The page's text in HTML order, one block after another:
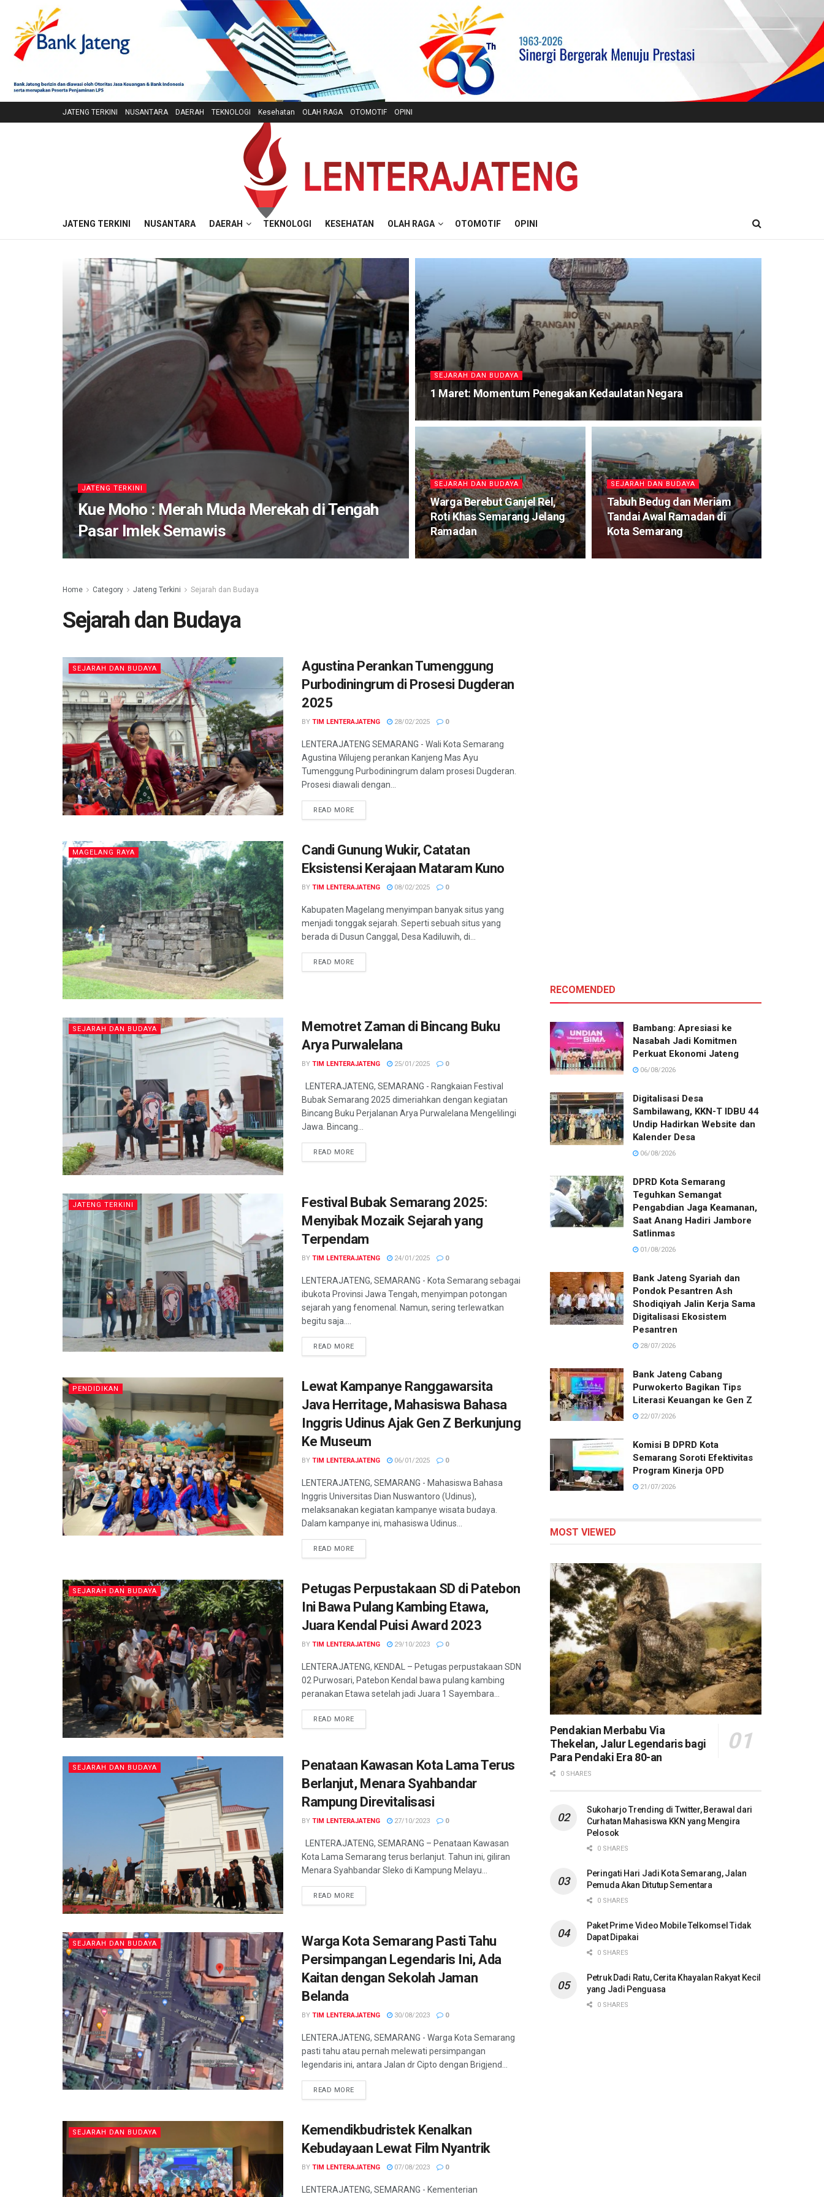
JATENG TERKINI NUSANTARA DAERAH TEKNOLOGI Kesehatan OLAH RAGA OTOMOTIF OPINI
JATENG TERKINI NUSANTARA DAERAH TEKNOLOGI KESEHATAN OLAH RAGA OTOMOTIF OPINI
JATENG TERKINI
Kue Moho : Merah Muda Merekah di Tengah
Pasar Imlek Semawis
SEJARAH DAN BUDAYA
1 Maret: Momentum Penegakan Kedaulatan Negara
SEJARAH DAN BUDAYA
Warga Berebut Ganjel Rel,
Roti Khas Semarang Jelang
Ramadan
SEJARAH DAN BUDAYA
Tabuh Bedug dan Meriam
Tandai Awal Ramadan di
Kota Semarang
Home Category Jateng Terkini Sejarah dan Budaya
Sejarah dan Budaya
SEJARAH DAN BUDAYA
Agustina Perankan Tumenggung
Purbodiningrum di Prosesi Dugderan
2025
BY TIM LENTERAJATENG 28/02/2025 0
LENTERAJATENG SEMARANG - Wali Kota Semarang
Agustina Wilujeng perankan Kanjeng Mas Ayu
Tumenggung Purbodiningrum dalam prosesi Dugderan.
Prosesi diawali dengan...
READ MOREDETAILS
MAGELANG RAYA
Candi Gunung Wukir, Catatan
Eksistensi Kerajaan Mataram Kuno
BY TIM LENTERAJATENG 08/02/2025 0
Kabupaten Magelang menyimpan banyak situs yang
menjadi tonggak sejarah. Seperti sebuah situs yang
berada di Dusun Canggal, Desa Kadiluwih, di...
READ MOREDETAILS
SEJARAH DAN BUDAYA
Memotret Zaman di Bincang Buku
Arya Purwalelana
BY TIM LENTERAJATENG 25/01/2025 0
LENTERAJATENG, SEMARANG - Rangkaian Festival
Bubak Semarang 2025 dimeriahkan dengan kegiatan
Bincang Buku Perjalanan Arya Purwalelana Mengelilingi
Jawa. Bincang...
READ MOREDETAILS
JATENG TERKINI
Festival Bubak Semarang 2025:
Menyibak Mozaik Sejarah yang
Terpendam
BY TIM LENTERAJATENG 24/01/2025 0
LENTERAJATENG, SEMARANG - Kota Semarang sebagai
ibukota Provinsi Jawa Tengah, menyimpan potongan
sejarah yang fenomenal. Namun, sering terlewatkan
begitu saja....
READ MOREDETAILS
PENDIDIKAN
Lewat Kampanye Ranggawarsita
Java Herritage, Mahasiswa Bahasa
Inggris Udinus Ajak Gen Z Berkunjung
Ke Museum
BY TIM LENTERAJATENG 06/01/2025 0
LENTERAJATENG, SEMARANG - Mahasiswa Bahasa
Inggris Universitas Dian Nuswantoro (Udinus),
melaksanakan kegiatan kampanye wisata budaya.
Dalam kampanye ini, mahasiswa Udinus...
READ MOREDETAILS
SEJARAH DAN BUDAYA
Petugas Perpustakaan SD di Patebon
Ini Bawa Pulang Kambing Etawa,
Juara Kendal Puisi Award 2023
BY TIM LENTERAJATENG 29/10/2023 0
LENTERAJATENG, KENDAL – Petugas perpustakaan SDN
02 Purwosari, Patebon Kendal bawa pulang kambing
peranakan Etawa setelah jadi Juara 1 Sayembara...
READ MOREDETAILS
SEJARAH DAN BUDAYA
Penataan Kawasan Kota Lama Terus
Berlanjut, Menara Syahbandar
Rampung Direvitalisasi
BY TIM LENTERAJATENG 27/10/2023 0
LENTERAJATENG, SEMARANG – Penataan Kawasan
Kota Lama Semarang terus berlanjut. Tahun ini, giliran
Menara Syahbandar Sleko di Kampung Melayu...
READ MOREDETAILS
SEJARAH DAN BUDAYA
Warga Kota Semarang Pasti Tahu
Persimpangan Legendaris Ini, Ada
Kaitan dengan Sekolah Jaman
Belanda
BY TIM LENTERAJATENG 30/08/2023 0
LENTERAJATENG, SEMARANG - Warga Kota Semarang
pasti tahu atau pernah melewati persimpangan
legendaris ini, antara Jalan dr Cipto dengan Brigjend...
READ MOREDETAILS
SEJARAH DAN BUDAYA
Kemendikbudristek Kenalkan
Kebudayaan Lewat Film Nyantrik
BY TIM LENTERAJATENG 07/08/2023 0
LENTERAJATENG, SEMARANG - Kementerian
RECOMENDED
Bambang: Apresiasi ke
Nasabah Jadi Komitmen
Perkuat Ekonomi Jateng
06/08/2026
Digitalisasi Desa
Sambilawang, KKN-T IDBU 44
Undip Hadirkan Website dan
Kalender Desa
06/08/2026
DPRD Kota Semarang
Teguhkan Semangat
Pengabdian Jaga Keamanan,
Saat Anang Hadiri Jambore
Satlinmas
01/08/2026
Bank Jateng Syariah dan
Pondok Pesantren Ash
Shodiqiyah Jalin Kerja Sama
Digitalisasi Ekosistem
Pesantren
28/07/2026
Bank Jateng Cabang
Purwokerto Bagikan Tips
Literasi Keuangan ke Gen Z
22/07/2026
Komisi B DPRD Kota
Semarang Soroti Efektivitas
Program Kinerja OPD
21/07/2026
MOST VIEWED
Pendakian Merbabu Via
Thekelan, Jalur Legendaris bagi
Para Pendaki Era 80-an
0 SHARES
Sukoharjo Trending di Twitter, Berawal dari
Curhatan Mahasiswa KKN yang Mengira
Pelosok
0 SHARES
Peringati Hari Jadi Kota Semarang, Jalan
Pemuda Akan Ditutup Sementara
0 SHARES
Paket Prime Video Mobile Telkomsel Tidak
Dapat Dipakai
0 SHARES
Petruk Dadi Ratu, Cerita Khayalan Rakyat Kecil
yang Jadi Penguasa
0 SHARES